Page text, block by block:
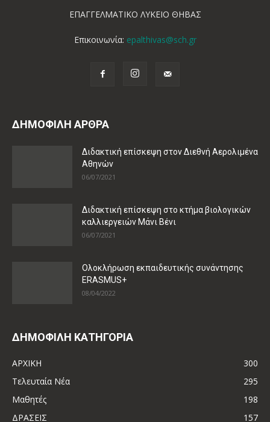
ΕΠΑΓΓΕΛΜΑΤΙΚΟ ΛΥΚΕΙΟ ΘΗΒΑΣ
Επικοινωνία: epalthivas@sch.gr
ΔΗΜΟΦΙΛΗ ΑΡΘΡΑ
Διδακτική επίσκεψη στον Διεθνή Αερολιμένα
Αθηνών
06/07/2021
Διδακτική επίσκεψη στο κτήμα βιολογικών
καλλιεργειών Μάνι Βένι
06/07/2021
Ολοκλήρωση εκπαιδευτικής συνάντησης
ERASMUS+
08/04/2022
ΔΗΜΟΦΙΛΗ ΚΑΤΗΓΟΡΙΑ
ΑΡΧΙΚΗ
300
Τελευταία Νέα
295
Μαθητές
198
ΔΡΑΣΕΙΣ
157